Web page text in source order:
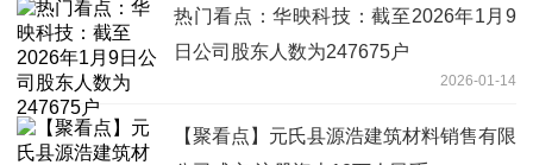
热门看点：华映科技：截至2026年1月9
日公司股东人数为247675户
2026-01-14
【聚看点】元氏县源浩建筑材料销售有限